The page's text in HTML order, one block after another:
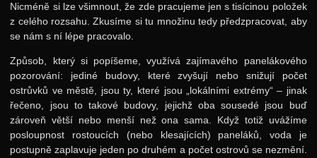
Nicméně si lze všimnout, že zde pracujeme jen s tisícinou položek
z celého rozsahu. Zkusíme si tu množinu tedy předzpracovat, aby
se nám s ní lépe pracovalo.
Způsob, který si popíšeme, využívá zajímavého panelákového
pozorování: jediné budovy, které zvyšují nebo snižují počet
ostrůvků ve městě, jsou ty, které jsou „lokálními extrémy“ – jinak
řečeno, jsou to takové budovy, jejichž oba sousedé jsou buď
zároveň větší nebo menší než ona sama. Když totiž uvážíme
posloupnost rostoucích (nebo klesajících) paneláků, voda je
postupně zaplavuje jeden po druhém a počet ostrovů se nezmění.
24. ročník: 11/12
22. ročník: 09/10
21. ročník: 08/09
Zadání 1. série
Řešení